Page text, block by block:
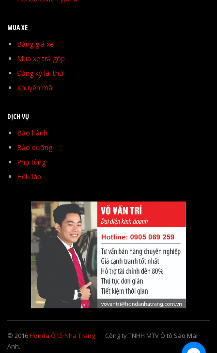
MUA XE
Bảng giá xe
Mua xe trả góp
Đăng ký lái thử
Khuyến mãi
DỊCH VỤ
Bảo hành
Bảo dưỡng
Phụ tùng
Hỏi đáp
© 2016Honda Ô tô Nha Trang
Công ty TNHH MTV Ô tô Sao Mai
Anh.